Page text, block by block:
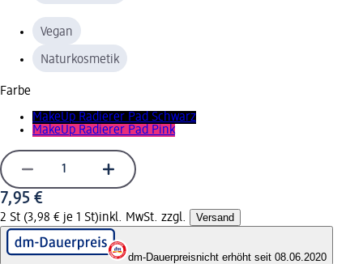
Vegan
Naturkosmetik
Farbe
MakeUp Radierer Pad Schwarz
MakeUp Radierer Pad Pink
7,95 €
2 St (3,98 € je 1 St)inkl. MwSt. zzgl. Versand
dm-Dauerpreisnicht erhöht seit 08.06.2020